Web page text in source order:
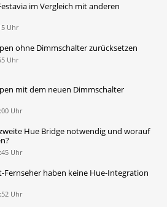
im Vergleich mit anderen
Uhr
ohne Dimmschalter zurücksetzen
Uhr
mit dem neuen Dimmschalter
Uhr
Hue Bridge notwendig und worauf
Uhr
Fernseher haben keine Hue-Integration
Uhr